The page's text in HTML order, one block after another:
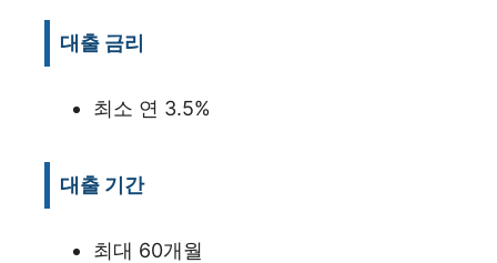
대출 금리
최소 연 3.5%
대출 기간
최대 60개월